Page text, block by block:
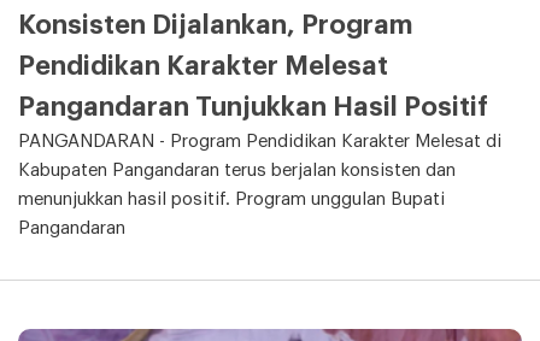
Konsisten Dijalankan, Program
Pendidikan Karakter Melesat
Pangandaran Tunjukkan Hasil Positif
PANGANDARAN - Program Pendidikan Karakter Melesat di
Kabupaten Pangandaran terus berjalan konsisten dan
menunjukkan hasil positif. Program unggulan Bupati
Pangandaran